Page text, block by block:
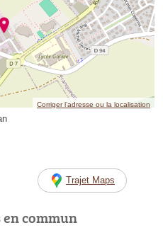
Corriger l’adresse ou la localisation
Trajet Maps
commun